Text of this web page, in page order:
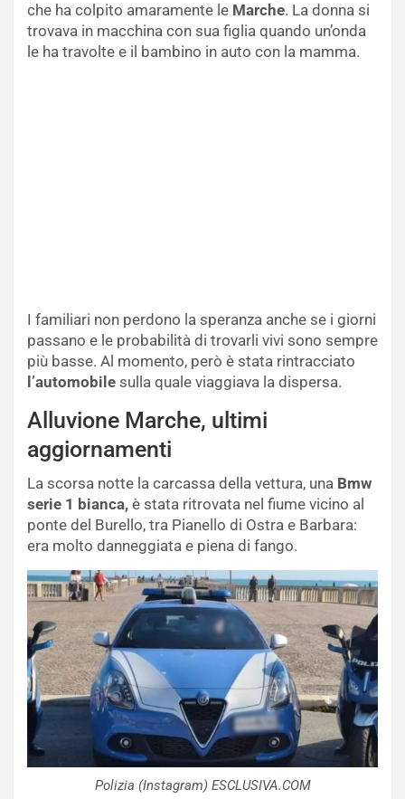
che ha colpito amaramente le Marche. La donna si
trovava in macchina con sua figlia quando un’onda
le ha travolte e il bambino in auto con la mamma.
I familiari non perdono la speranza anche se i giorni
passano e le probabilità di trovarli vivi sono sempre
più basse. Al momento, però è stata rintracciato
l’automobile sulla quale viaggiava la dispersa.
Alluvione Marche, ultimi
aggiornamenti
La scorsa notte la carcassa della vettura, una Bmw
serie 1 bianca, è stata ritrovata nel fiume vicino al
ponte del Burello, tra Pianello di Ostra e Barbara:
era molto danneggiata e piena di fango.
Polizia (Instagram) ESCLUSIVA.COM